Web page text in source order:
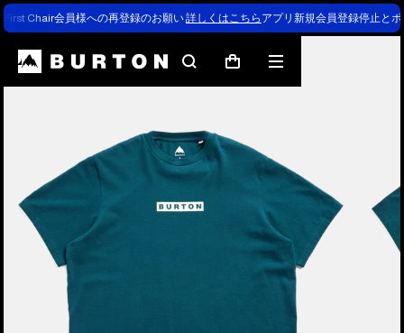
First Chair会員様への再登録のお願い詳しくはこちら アプリ新規会員登録停止と
検
索
カ
メ
ニ
Burtonの専門家による解説